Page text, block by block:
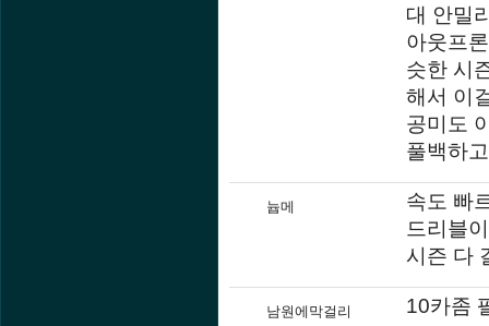
대 안밀
아웃프
슷한 시
해서 이
공미도
풀백하
늅메
속도 빠
드리블
시즌 다
남원에막걸리 10카좀